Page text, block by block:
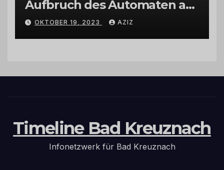
Aufbruch des Automaten am
Wohnmobilstellplatz in
Hermeskeil am Labachweg
OKTOBER 19, 2023 AZIZ
Timeline Bad Kreuznach
Infonetzwerk für Bad Kreuznach